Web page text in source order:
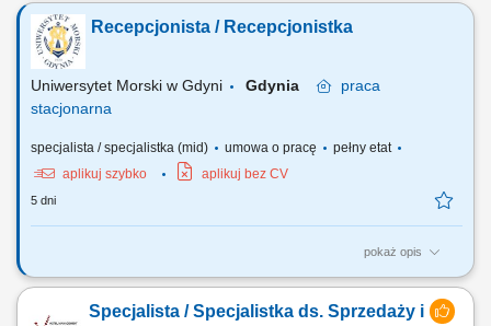
Gości hotelowych zgodnie ze standardami hotelu, meldowanie i
wymeldowywanie Gości, obsługa rezerwacji telefonicznych, mailowych
oraz bezpośrednich, udzielanie informacji o usługach hotelu,
restauracji, SPA i atrakcjach...
Recepcjonista / Recepcjonistka
Uniwersytet Morski w Gdyni Gdynia
praca
stacjonarna
specjalista / specjalistka (mid) umowa o pracę
pełny etat
aplikuj szybko
aplikuj bez CV
5 dni
pokaż opis
Stanowisko: Recepcjonista/ka SDM - Dział Domów Studenckich/ Pion
organizacyjna: Dział Domów Studenckich/ Pion Kanclerza Opis
Specjalista / Specjalistka ds. Sprzedaży i